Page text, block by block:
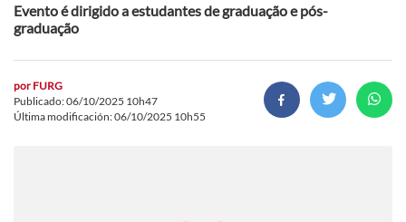
Evento é dirigido a estudantes de graduação e pós-
graduação
por FURG
Publicado: 06/10/2025 10h47
Última modificación: 06/10/2025 10h55